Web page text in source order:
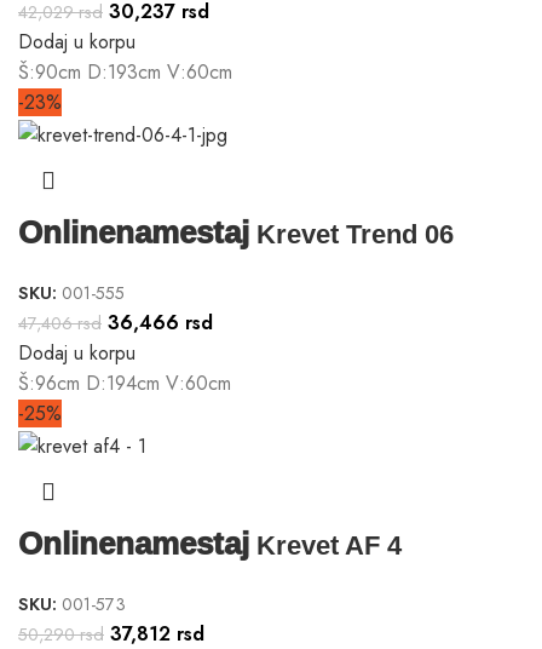
42,029rsd 30,237 rsd
Dodaj u korpu
Š:90cm D:193cm V:60cm
-23%
Onlinenamestaj Krevet Trend 06
SKU: 001-555
47,406rsd 36,466 rsd
Dodaj u korpu
Š:96cm D:194cm V:60cm
-25%
Onlinenamestaj Krevet AF 4
SKU: 001-573
50,290rsd 37,812 rsd